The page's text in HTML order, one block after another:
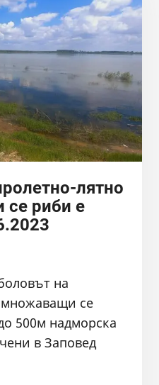
лятно
риби е
на
се
500м надморска
в Заповед